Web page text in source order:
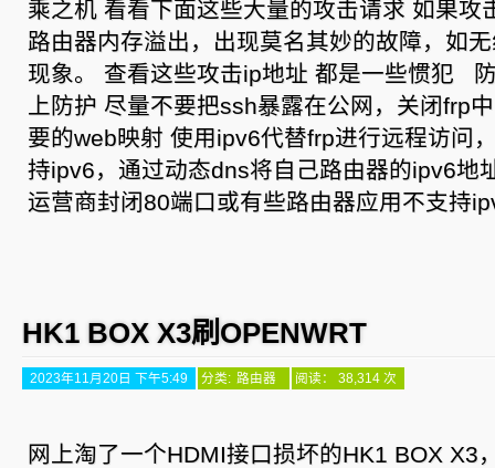
乘之机 看看下面这些大量的攻击请求 如果攻
路由器内存溢出，出现莫名其妙的故障，如
现象。 查看这些攻击ip地址 都是一些惯犯
上防护 尽量不要把ssh暴露在公网，关闭frp
要的web映射 使用ipv6代替frp进行远程访问
持ipv6，通过动态dns将自己路由器的ipv6地
运营商封闭80端口或有些路由器应用不支持
HK1 BOX X3刷OPENWRT
2023年11月20日 下午5:49 分类: 路由器 阅读： 38,314 次
网上淘了一个HDMI接口损坏的HK1 BOX X3